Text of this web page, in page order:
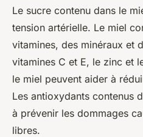
Le sucre contenu dans le
tension artérielle. Le miel
vitamines, des minéraux et
vitamines C et E, le zinc et
le miel peuvent aider à
Les antioxydants contenus
à prévenir les dommages
libres.